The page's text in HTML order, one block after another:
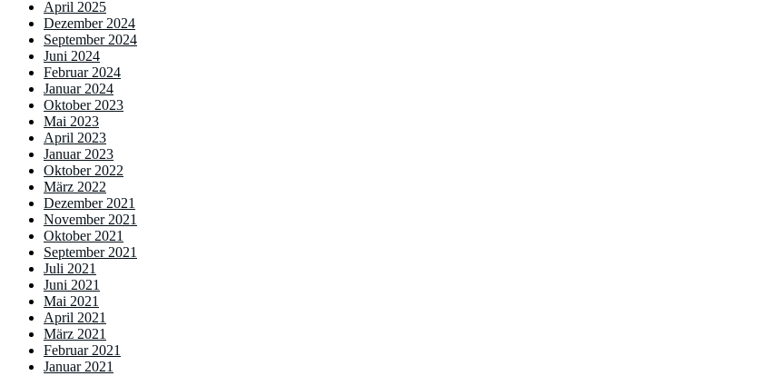
April 2025
Dezember 2024
September 2024
Juni 2024
Februar 2024
Januar 2024
Oktober 2023
Mai 2023
April 2023
Januar 2023
Oktober 2022
März 2022
Dezember 2021
November 2021
Oktober 2021
September 2021
Juli 2021
Juni 2021
Mai 2021
April 2021
März 2021
Februar 2021
Januar 2021